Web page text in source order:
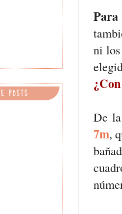
ni
De
7m,
POSTS